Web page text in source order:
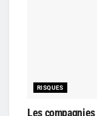
RISQUES
Les